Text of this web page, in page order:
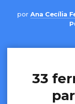
por Ana Cecília
33